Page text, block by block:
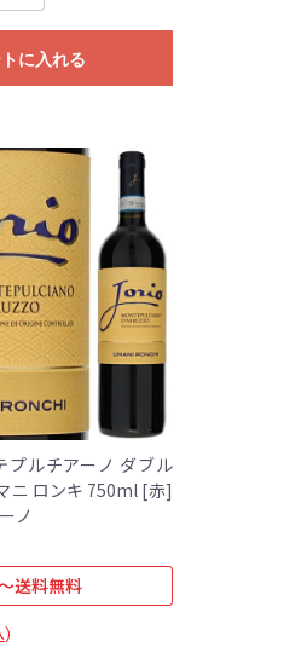
に入れる
プルチアーノ ダブル
ロンキ 750ml [赤]
ノ
送料無料